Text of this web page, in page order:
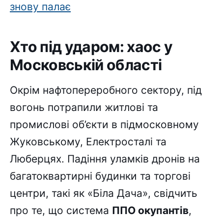
знову палає
Хто під ударом: хаос у
Московській області
Окрім нафтопереробного сектору, під
вогонь потрапили житлові та
промислові об’єкти в підмосковному
Жуковському, Електросталі та
Люберцях. Падіння уламків дронів на
багатоквартирні будинки та торгові
центри, такі як «Біла Дача», свідчить
про те, що система ППО окупантів,